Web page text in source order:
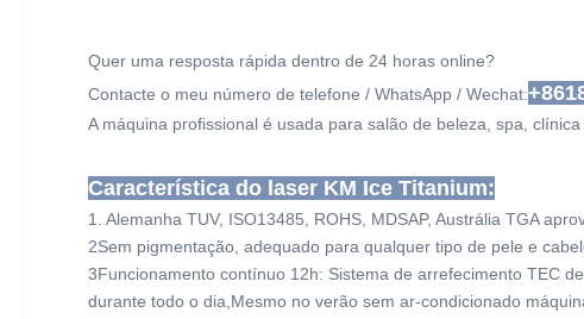
Quer uma resposta rápida dentro de 24 horas online?
Contacte o meu número de telefone / WhatsApp / Wechat:
A máquina profissional é usada para salão de beleza, spa,
Característica do laser KM Ice Titanium:
1. Alemanha TUV, ISO13485, ROHS, MDSAP, Austrália TGA
2Sem pigmentação, adequado para qualquer tipo de pele e
3Funcionamento contínuo 12h: Sistema de arrefecimento TEC
durante todo o dia,Mesmo no verão sem ar-condicionado